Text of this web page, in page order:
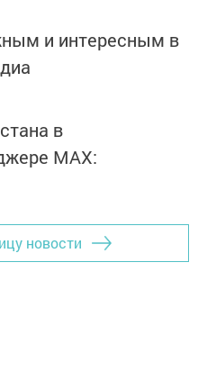
и интересным в
в
MАХ:
новости